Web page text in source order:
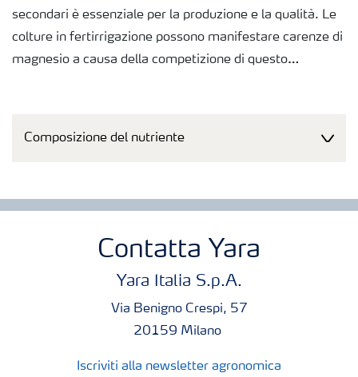
secondari è essenziale per la produzione e la qualità. Le
colture in fertirrigazione possono manifestare carenze di
magnesio a causa della competizione di questo
Composizione del nutriente
Contatta Yara
Yara Italia S.p.A.
Via Benigno Crespi, 57
20159 Milano
Iscriviti alla newsletter agronomica